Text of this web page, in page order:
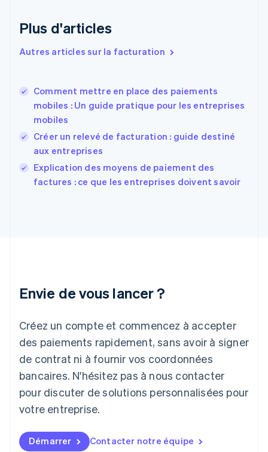
Plus d'articles
Autres articles sur la facturation
Comment mettre en place des paiements
mobiles : Un guide pratique pour les entreprises
mobiles
Créer un relevé de facturation : guide destiné
aux entreprises
Explication des moyens de paiement des
factures : ce que les entreprises doivent savoir
Envie de vous lancer ?
Créez un compte et commencez à accepter
des paiements rapidement, sans avoir à signer
de contrat ni à fournir vos coordonnées
bancaires. N'hésitez pas à nous contacter
pour discuter de solutions personnalisées pour
votre entreprise.
Démarrer Contacter notre équipe
Espagne
Estonie
EnglishEspañol简体中文
Finlande
EnglishSvenska
FrançaisEnglish
Gibraltar
English
Grèce
Japon
Lettonie
English
Liechtenstein
DeutschEnglish
Lituanie
Luxembourg
FrançaisDeutschEnglish
English简体中文
Malte